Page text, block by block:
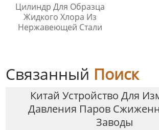
Цилиндр Для Образца
Жидкого Хлора Из
Нержавеющей Стали
Связанный Поиск
Китай Устройство Для
Давления Паров
Заводы